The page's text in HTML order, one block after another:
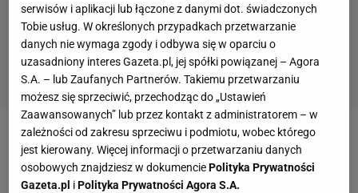
serwisów i aplikacji lub łączone z danymi dot. świadczonych
Tobie usług. W określonych przypadkach przetwarzanie
danych nie wymaga zgody i odbywa się w oparciu o
uzasadniony interes Gazeta.pl, jej spółki powiązanej – Agora
S.A. – lub Zaufanych Partnerów. Takiemu przetwarzaniu
możesz się sprzeciwić, przechodząc do „Ustawień
Zaawansowanych” lub przez kontakt z administratorem – w
zależności od zakresu sprzeciwu i podmiotu, wobec którego
jest kierowany. Więcej informacji o przetwarzaniu danych
osobowych znajdziesz w dokumencie Polityka Prywatności
Gazeta.pl i Polityka Prywatności Agora S.A.